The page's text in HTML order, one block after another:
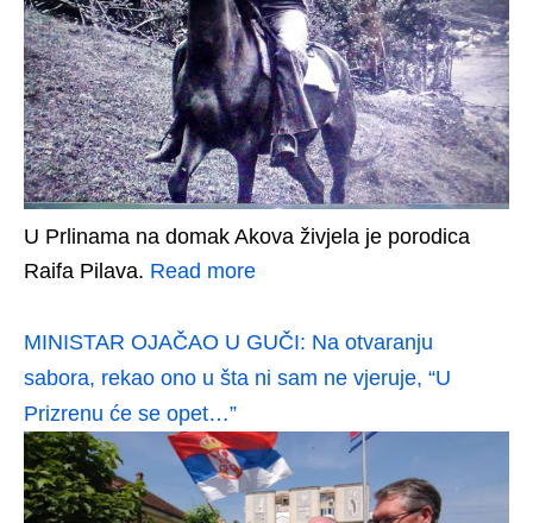
U Prlinama na domak Akova živjela je porodica
Raifa Pilava. Read more
MINISTAR OJAČAO U GUČI: Na otvaranju
sabora, rekao ono u šta ni sam ne vjeruje, “U
Prizrenu će se opet…”